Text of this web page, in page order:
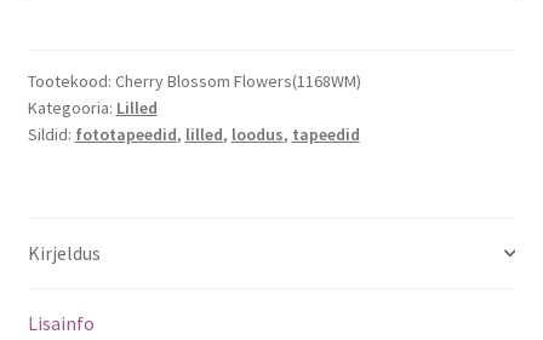
Tootekood: Cherry Blossom Flowers(1168WM)
Kategooria: Lilled
Sildid: fototapeedid, lilled, loodus, tapeedid
Kirjeldus
Lisainfo